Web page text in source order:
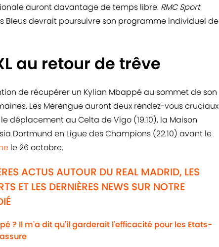
auront davantage de temps libre. RMC Sport
Bleus devrait poursuivre son programme individuel de
au retour de trêve
de récupérer un Kylian Mbappé au sommet de son
Les Merengue auront deux rendez-vous cruciaux
déplacement au Celta de Vigo (19.10), la Maison
Dortmund en Ligue des Champions (22.10) avant le
le 26 octobre.
ACTUS AUTOUR DU REAL MADRID, LES
ET LES DERNIÈRES NEWS SUR NOTRE
? Il m'a dit qu'il garderait l'efficacité pour les Etats-